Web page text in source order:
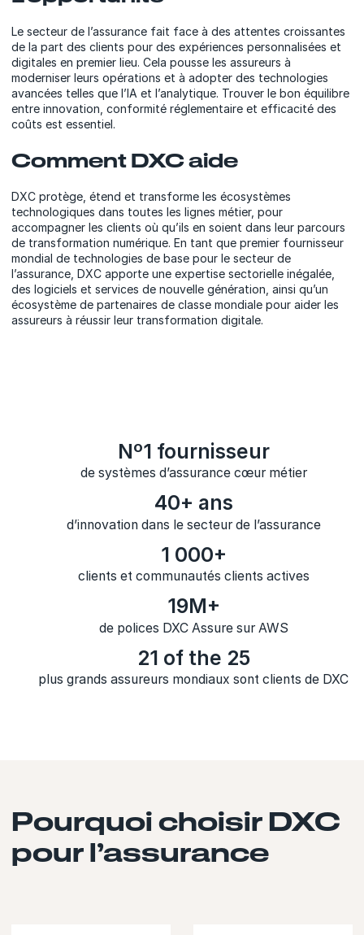
Le secteur de l’assurance fait face à des attentes croissantes
de la part des clients pour des expériences personnalisées et
digitales en premier lieu. Cela pousse les assureurs à
moderniser leurs opérations et à adopter des technologies
avancées telles que l’IA et l’analytique. Trouver le bon équilibre
entre innovation, conformité réglementaire et efficacité des
coûts est essentiel.
Comment DXC aide
DXC protège, étend et transforme les écosystèmes
technologiques dans toutes les lignes métier, pour
accompagner les clients où qu’ils en soient dans leur parcours
de transformation numérique. En tant que premier fournisseur
mondial de technologies de base pour le secteur de
l’assurance, DXC apporte une expertise sectorielle inégalée,
des logiciels et services de nouvelle génération, ainsi qu’un
écosystème de partenaires de classe mondiale pour aider les
assureurs à réussir leur transformation digitale.
Nº1 fournisseur
de systèmes d’assurance cœur métier
40+ ans
d’innovation dans le secteur de l’assurance
1 000+
clients et communautés clients actives
19M+
de polices DXC Assure sur AWS
21 of the 25
plus grands assureurs mondiaux sont clients de DXC
Pourquoi choisir DXC
pour l’assurance